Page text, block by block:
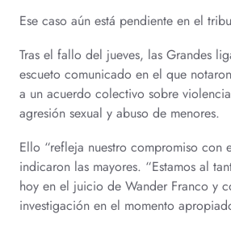
Ese caso aún está pendiente en el
Tras el fallo del jueves, las Grandes
escueto comunicado en el que
a un acuerdo colectivo sobre
agresión sexual y abuso de menores.
Ello “refleja nuestro compromiso con
indicaron las mayores. “Estamos al
hoy en el juicio de Wander Franco y
investigación en el momento